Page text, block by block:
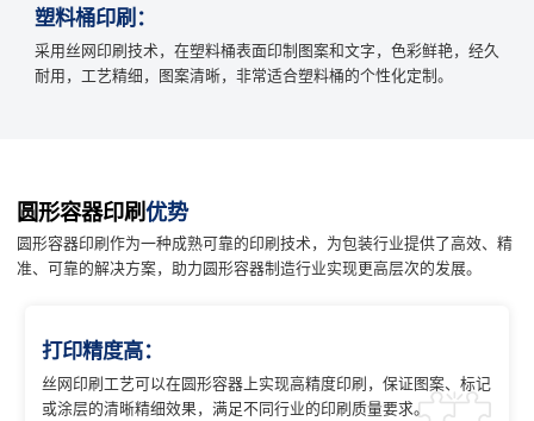
塑料桶印刷：
采用丝网印刷技术，在塑料桶表面印制图案和文字，色彩鲜艳，经久
耐用，工艺精细，图案清晰，非常适合塑料桶的个性化定制。
圆形容器印刷优势
圆形容器印刷作为一种成熟可靠的印刷技术，为包装行业提供了高效、精
准、可靠的解决方案，助力圆形容器制造行业实现更高层次的发展。
打印精度高：
丝网印刷工艺可以在圆形容器上实现高精度印刷，保证图案、标记
或涂层的清晰精细效果，满足不同行业的印刷质量要求。